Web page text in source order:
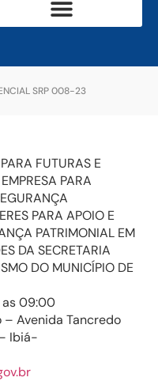
SRP 008-23
FUTURAS E
PARA
PARA APOIO E
PATRIMONIAL EM
DA SECRETARIA
DO MUNICÍPIO DE
09:00
Avenida Tancredo
Ibiá-